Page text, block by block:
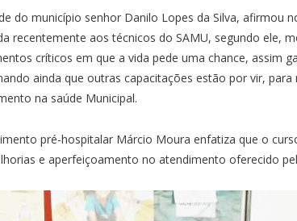
do município senhor Danilo Lopes da Silva, afirmou
recentemente aos técnicos do SAMU, segundo ele,
críticos em que a vida pede uma chance, assim
ainda que outras capacitações estão por vir, para
na saúde Municipal.
pré-hospitalar Márcio Moura enfatiza que o
e aperfeiçoamento no atendimento oferecido